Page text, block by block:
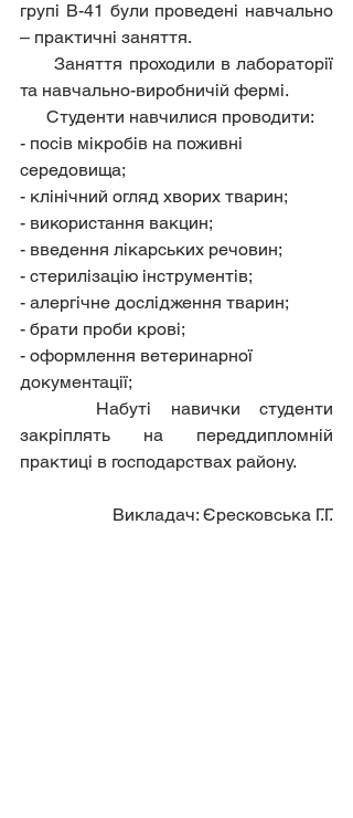
групі В-41 були проведені навчально
– практичні заняття.
      Заняття проходили в лабораторії
та навчально-виробничій фермі.
      Студенти навчилися проводити:
- посів мікробів на поживні
середовища;
- клінічний огляд хворих тварин;
- використання вакцин;
- введення лікарських речовин;
- стерилізацію інструментів;
- алергічне дослідження тварин;
- брати проби крові;
- оформлення ветеринарної
документації;
закріплять на переддипломній
практиці в господарствах району.
Викладач: Єресковська Г.Г.